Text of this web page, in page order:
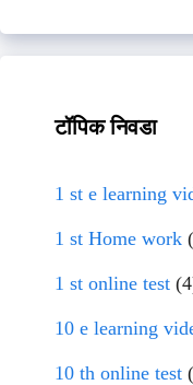
टॉपिक निवडा
1 st e learning
1 st Home work
1 st online test
10 e learning
10 th online test